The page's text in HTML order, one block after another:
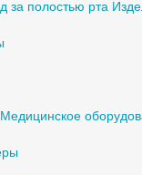
за полостью рта
Медицинское